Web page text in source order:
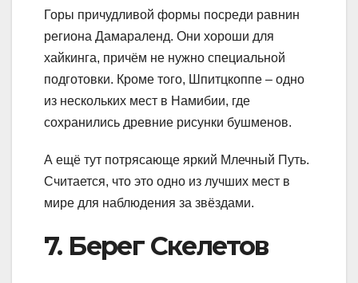
Горы причудливой формы посреди равнин
региона Дамараленд. Они хороши для
хайкинга, причём не нужно специальной
подготовки. Кроме того, Шпитцкоппе – одно
из нескольких мест в Намибии, где
сохранились древние рисунки бушменов.
А ещё тут потрясающе яркий Млечный Путь.
Считается, что это одно из лучших мест в
мире для наблюдения за звёздами.
7. Берег Скелетов